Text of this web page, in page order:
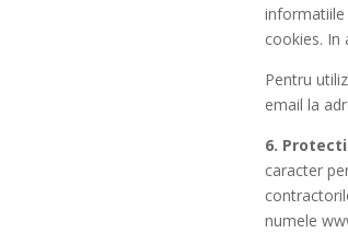
informatiile
cookies. In
Pentru
email la
6.
caracter
numele